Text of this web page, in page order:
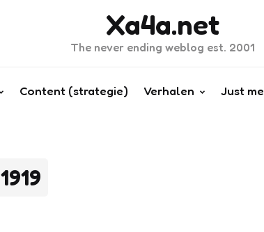
Xa4a.net
The never ending weblog est. 2001
Content (strategie) Verhalen Just me
1919